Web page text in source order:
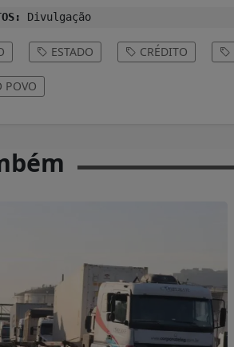
Divulgação
ESTADO CRÉDITO
POVO